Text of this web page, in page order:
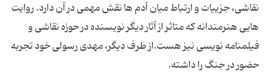
نقاشی، جزییات و ارتباط میان آدم ها نقش مهمی در آن دارد. روایت
هایی هنرمندانه که متاثر از آثار دیگر نویسنده در حوزه نقاشی و
فیلمنامه نویسی نیز هست.از طرف دیگر، مهدی رسولی خود تجربه
حضور در جنگ را داشته.